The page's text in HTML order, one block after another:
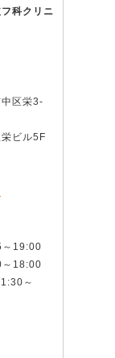
科クリニ
区栄3-
栄ビル5F
～19:00
18:00
～